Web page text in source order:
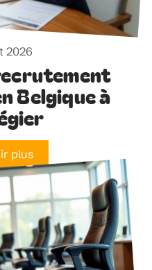
2026
Belgique à
plus